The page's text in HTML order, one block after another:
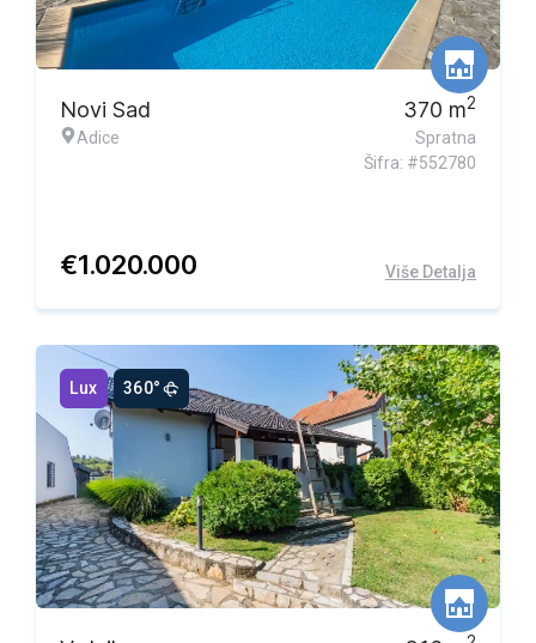
Novi Sad
Adice
370 m2
Spratna
Šifra: #552780
€1.020.000 Više Detalja
Lux 360°